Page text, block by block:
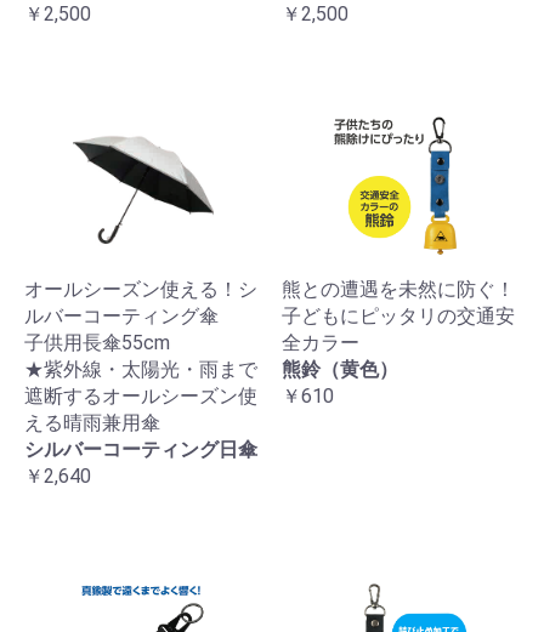
￥2,500
￥2,500
オールシーズン使える！シ
ルバーコーティング傘
子供用長傘55cm
★紫外線・太陽光・雨まで
遮断するオールシーズン使
える晴雨兼用傘
シルバーコーティング日傘
￥2,640
熊との遭遇を未然に防ぐ！
子どもにピッタリの交通安
全カラー
熊鈴（黄色）
￥610